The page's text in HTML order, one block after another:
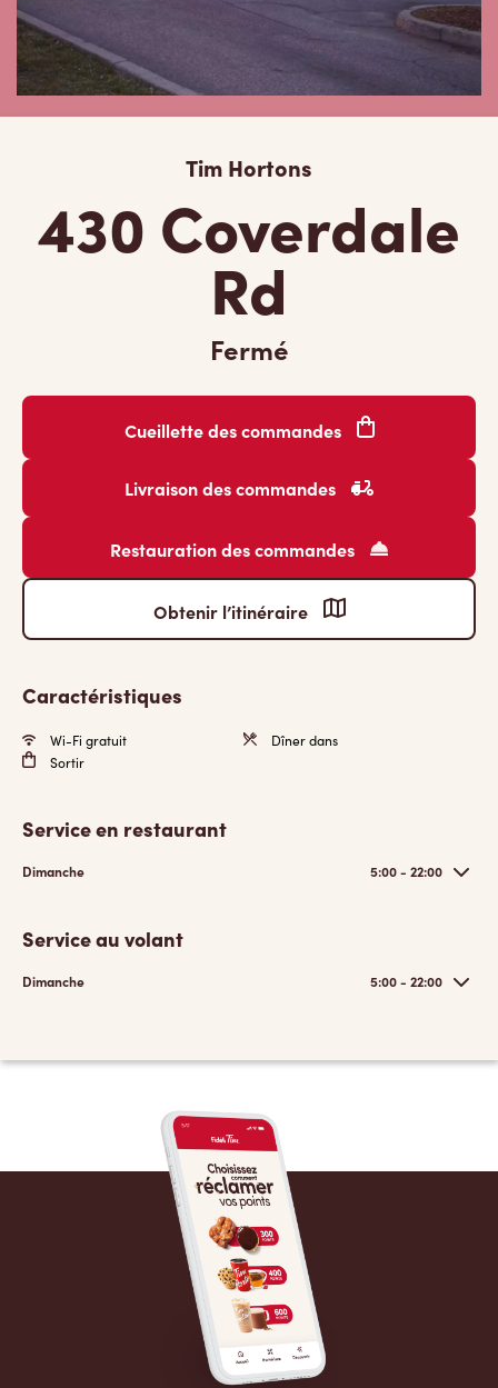
Tim Hortons
430 Coverdale
Rd
Fermé
Cueillette des commandes
Livraison des commandes
Restauration des commandes
Obtenir l’itinéraire
Caractéristiques
Wi-Fi gratuit
Dîner dans
Sortir
Service en restaurant
Dimanche 5:00 - 22:00
Service au volant
Dimanche 5:00 - 22:00